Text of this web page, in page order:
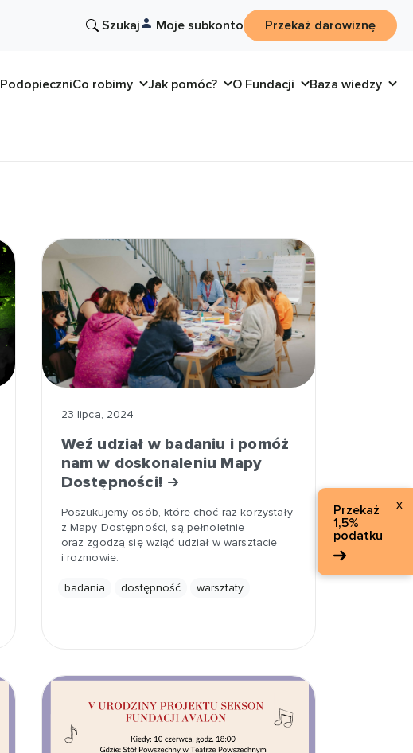
Przekaż
1,5%
podatku
x
Szukaj Moje subkonto Przekaż darowiznę
PodopieczniCo robimy Jak pomóc? O Fundacji Baza wiedzy
23 lipca, 2024
Weź udział w badaniu i pomóż
nam w doskonaleniu Mapy
Dostępności!
Poszukujemy osób, które choć raz korzystały
z Mapy Dostępności, są pełnoletnie
oraz zgodzą się wziąć udział w warsztacie
i rozmowie.
badania dostępność warsztaty